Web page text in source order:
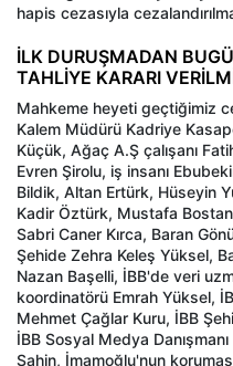
hapis cezasıyla
İLK DURUŞMADAN
TAHLİYE KARARI
Mahkeme heyeti geçtiğimiz
Kalem Müdürü Kadriye
Küçük, Ağaç A.Ş çalışanı
Evren Şirolu, iş insanı
Bildik, Altan Ertürk, Hüseyin
Kadir Öztürk, Mustafa
Sabri Caner Kırca, Baran
Şehide Zehra Keleş Yüksel,
Nazan Başelli, İBB'de veri
koordinatörü Emrah Yüksel,
Mehmet Çağlar Kuru, İBB
İBB Sosyal Medya
Şahin, İmamoğlu'nun